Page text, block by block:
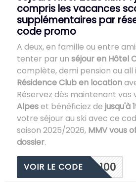
compris les vacances
supplémentaires par
code promo
A deux, en famille ou entre
tenter par un séjour en Hôtel
complète, demi pension ou all
Résidence Club en location
Réservez dès maintenant vos
Alpeset bénéficiez de jusqu'à
votre séjour au ski avec ce
saison 2025/2026, MMV vous
dossier.
100
VOIR LE CODE